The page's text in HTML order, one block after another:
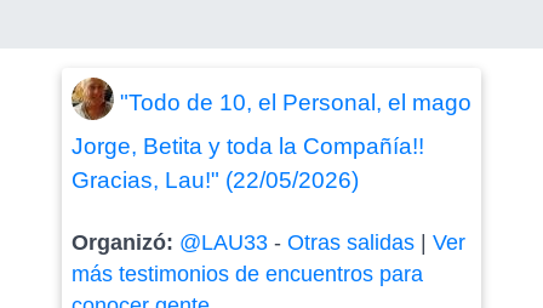
"Todo de 10, el Personal, el mago
Jorge, Betita y toda la Compañía!!
Gracias, Lau!" (22/05/2026)
Organizó: @LAU33- Otras salidas| Ver
más testimonios de encuentros para